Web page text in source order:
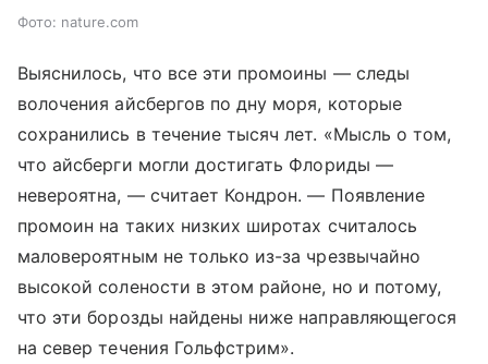
Фото: nature.com
Выяснилось, что все эти промоины — следы
волочения айсбергов по дну моря, которые
сохранились в течение тысяч лет. «Мысль о том,
что айсберги могли достигать Флориды —
невероятна, — считает Кондрон. — Появление
промоин на таких низких широтах считалось
маловероятным не только из-за чрезвычайно
высокой солености в этом районе, но и потому,
что эти борозды найдены ниже направляющегося
на север течения Гольфстрим».